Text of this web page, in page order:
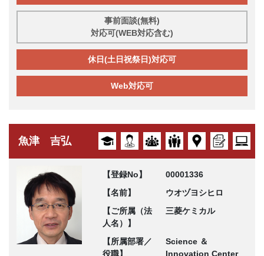
事前面談(無料)
対応可(WEB対応含む)
休日(土日祝祭日)対応可
Web対応可
魚津 吉弘
【登録No】
00001336
【名前】
ウオヅヨシヒロ
【ご所属（法
人名）】
三菱ケミカル
【所属部署／
役職】
Science ＆
Innovation Center